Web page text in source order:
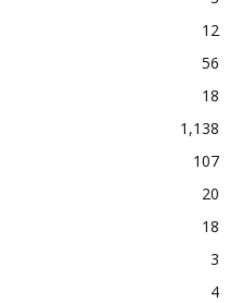
12
56
18
1,138
107
20
18
3
4